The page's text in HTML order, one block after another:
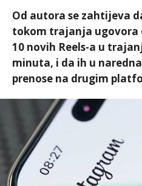
Od autora se zahtijeva
tokom trajanja
10 novih Reels-a u
minuta, i da ih u
prenose na drugim